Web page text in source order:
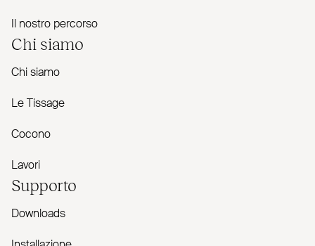
Il nostro percorso
Chi siamo
Chi siamo
Le Tissage
Cocono
Lavori
Supporto
Downloads